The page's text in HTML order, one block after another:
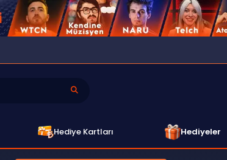
Hediye Kartları Hediyeler